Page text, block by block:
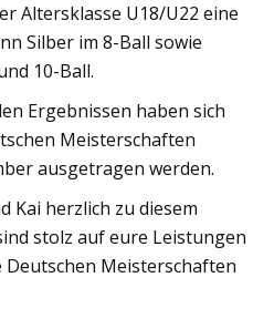
Altersklasse U18/U22 eine
Silber im 8-Ball sowie
10-Ball.
Ergebnissen haben sich
Meisterschaften
ausgetragen werden.
Kai herzlich zu diesem
stolz auf eure Leistungen
Meisterschaften